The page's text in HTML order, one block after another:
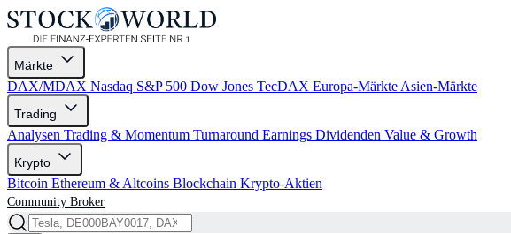
Märkte
DAX/MDAX Nasdaq S&P 500 Dow Jones TecDAX Europa-Märkte Asien-Märkte
Trading
Analysen Trading & Momentum Turnaround Earnings Dividenden Value & Growth
Krypto
Bitcoin Ethereum & Altcoins Blockchain Krypto-Aktien
Community Broker